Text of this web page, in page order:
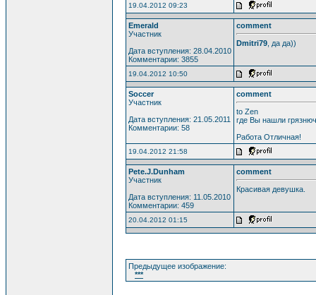
19.04.2012 09:23
Emerald
Участник
Дата вступления: 28.04.2010
Комментарии: 3855
comment
Dmitri79 , да да))
19.04.2012 10:50
Soccer
Участник
Дата вступления: 21.05.2011
Комментарии: 58
comment
to Zen
где Вы нашли
Работа Отличная!
19.04.2012 21:58
Pete.J.Dunham
Участник
Дата вступления: 11.05.2010
Комментарии: 459
comment
Красивая девушка.
20.04.2012 01:15
Предыдущее изображение:
***